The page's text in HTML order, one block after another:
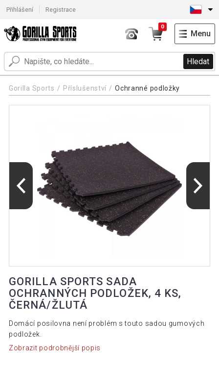
Přihlášení Registrace
Hledat
0
Menu
Gorilla Sports Příslušenství Ochranné podložky
GORILLA SPORTS SADA
OCHRANNÝCH PODLOŽEK, 4 KS,
ČERNÁ/ŽLUTÁ
Domácí posilovna není problém s touto sadou gumových
podložek.
Zobrazit podrobnější popis